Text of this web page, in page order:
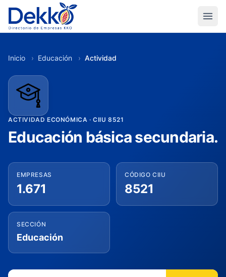
Inicio › Educación › Actividad
ACTIVIDAD ECONÓMICA · CIIU 8521
Educación básica secundaria.
EMPRESAS
1.671
CÓDIGO CIIU
8521
SECCIÓN
Educación